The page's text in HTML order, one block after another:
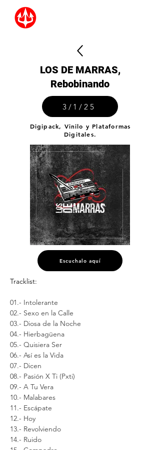
LOS DE MARRAS,
Rebobinando
3/1/25
Digipack, Vinilo y Plataformas
Digitales.
Escuchalo aquí
Tracklist:
01.- Intolerante
02.- Sexo en la Calle
03.- Diosa de la Noche
04.- Hierbagüena
05.- Quisiera Ser
06.- Así es la Vida
07.- Dicen
08.- Pasión X Ti (Pxti)
09.- A Tu Vera
10.- Malabares
11.- Escápate
12.- Hoy
13.- Revolviendo
14.- Ruido